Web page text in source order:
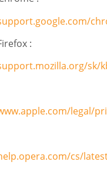
:
sk/
legal/
cs/